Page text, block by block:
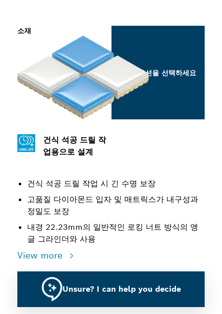
건식 석공 드릴 작
업용으로 설계
건식 석공 드릴 작업 시 긴 수명 보장
고품질 다이아몬드 입자 및 매트릭스가 내구성과
정밀도 보장
내경 22.23mm의 일반적인 로킹 너트 방식의 앵
글 그라인더와 사용
View more
Unsure? I can help you decide
소재
옵션을 선택하세요